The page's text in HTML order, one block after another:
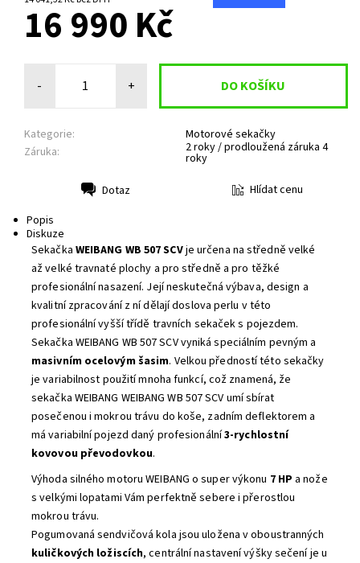
16 990 Kč
- +
Kategorie:
Motorové sekačky
Záruka:
2 roky / prodloužená záruka 4
roky
Dotaz
Hlídat cenu
Popis
Diskuze
Sekačka WEIBANG WB 507 SCVje určena na středně velké
až velké travnaté plochy a pro středně a pro těžké
profesionální nasazení. Její neskutečná výbava, design a
kvalitní zpracování z ní dělají doslova perlu v této
profesionální vyšší třídě travních sekaček s pojezdem.
Sekačka WEIBANG WB 507 SCV vyniká speciálním pevným a
masivním ocelovým šasim. Velkou předností této sekačky
je variabilnost použití mnoha funkcí, což znamená, že
sekačka WEIBANG WEIBANG WB 507 SCV umí sbírat
posečenou i mokrou trávu do koše, zadním deflektorem a
má variabilní pojezd daný profesionální3-rychlostní
kovovou převodovkou.
Výhoda silného motoru WEIBANG o super výkonu 7 HP a nože
s velkými lopatami Vám perfektně sebere i přerostlou
mokrou trávu.
Pogumovaná sendvičová kola jsou uložena v oboustranných
kuličkových ložiscích, centrální nastavení výšky sečení je u